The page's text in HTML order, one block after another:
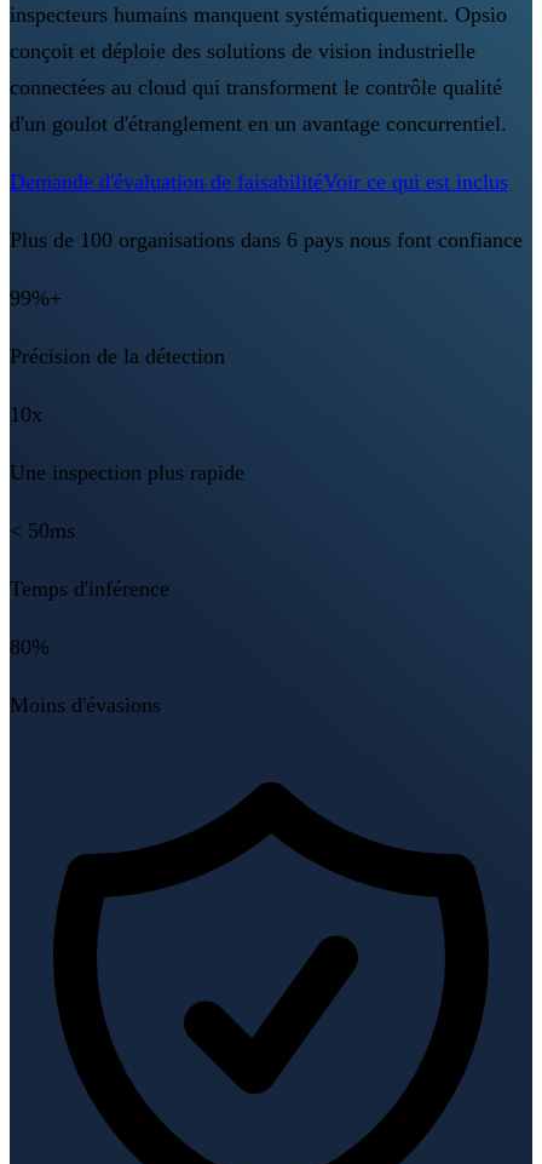
inspecteurs humains manquent systématiquement. Opsio
conçoit et déploie des solutions de vision industrielle
connectées au cloud qui transforment le contrôle qualité
d'un goulot d'étranglement en un avantage concurrentiel.
Demande d'évaluation de faisabilitéVoir ce qui est inclus
Plus de 100 organisations dans 6 pays nous font confiance
99%+
Précision de la détection
10x
Une inspection plus rapide
< 50ms
Temps d'inférence
80%
Moins d'évasions